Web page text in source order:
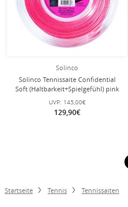
Solinco
Solinco Tennissaite Confidential
Soft (Haltbarkeit+Spielgefühl) pink
200m Rolle
UVP: 145,00€
129,90€
Startseite Tennis Tennissaiten